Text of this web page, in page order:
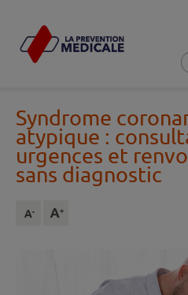
Syndrome
atypique :
urgences et
sans diagnostic